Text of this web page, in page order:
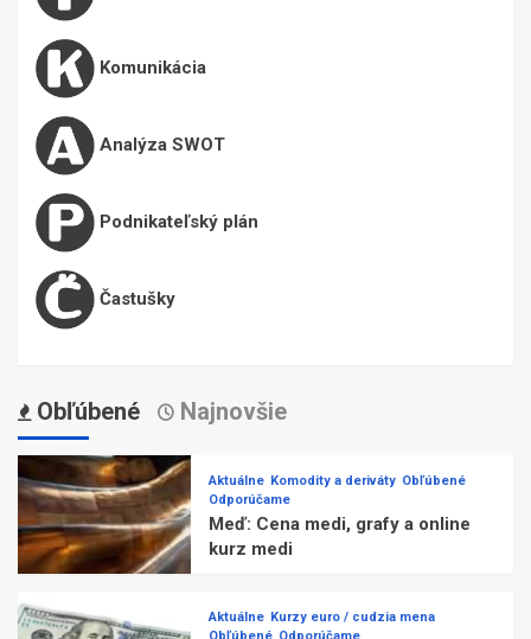
Komunikácia
Analýza SWOT
Podnikateľský plán
Častušky
Obľúbené Najnovšie
Aktuálne Komodity a deriváty Obľúbené
Odporúčame
Meď: Cena medi, grafy a online
kurz medi
Aktuálne Kurzy euro / cudzia mena
Obľúbené Odporúčame